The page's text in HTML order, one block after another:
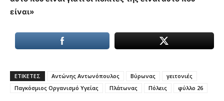
είναι»
ΕΤΙΚΕΤΕΣ Αντώνης Αντωνόπουλος Βύρωνας
γειτονιές
Παγκόσμιος Οργανισμό Υγείας
Πλάτωνας Πόλεις φύλλο 26